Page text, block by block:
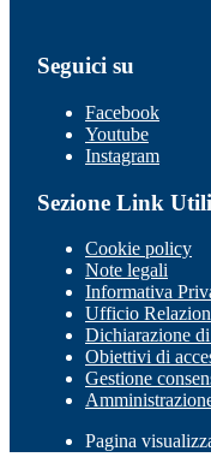
Seguici su
Facebook
Youtube
Instagram
Sezione Link Utili
Cookie policy
Note legali
Informativa
Ufficio
Dichiarazione
Obiettivi di
Gestione
Pagina